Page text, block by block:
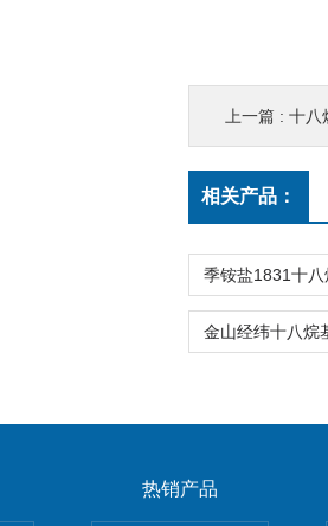
上一篇 : 十八
相关产品：
热销产品